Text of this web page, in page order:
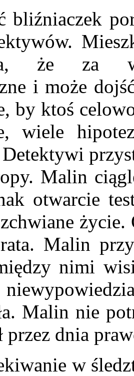
że za
i może
by ktoś
wiele
Malin
otwarcie
życie.
Malin
nimi
Malin nie
przez dnia
w